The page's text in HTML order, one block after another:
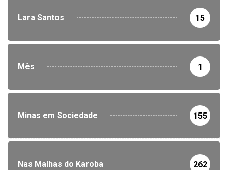
Lara Santos 15
Mês 1
Minas em Sociedade 155
Nas Malhas do Karoba 262